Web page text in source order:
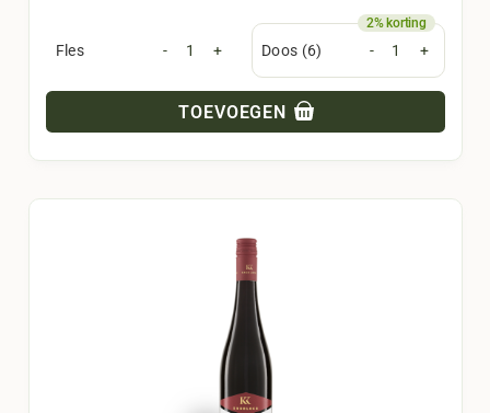
Fles - + Doos (6) - +
TOEVOEGEN